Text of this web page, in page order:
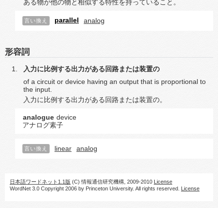
ある物が他の物と相似する特性を持っていること。
言い換え parallel analog
形容詞
入力に比例する出力がある回路または装置の
of a circuit or device having an output that is proportional to
the input.
入力に比例する出力がある回路または装置の。
analogue device
アナログ素子
言い換え linear analog
日本語ワードネット1.1版 (C) 情報通信研究機構, 2009-2010 License
WordNet 3.0 Copyright 2006 by Princeton University. All rights reserved. License